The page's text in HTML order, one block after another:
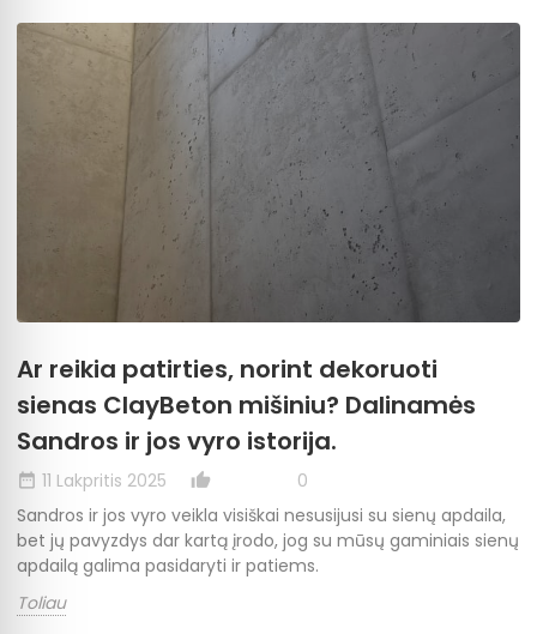
Ar reikia patirties, norint dekoruoti
sienas ClayBeton mišiniu? Dalinamės
Sandros ir jos vyro istorija.
date_range 11 Lakpritis 2025 thumb_up_alt
0
Sandros ir jos vyro veikla visiškai nesusijusi su sienų apdaila,
bet jų pavyzdys dar kartą įrodo, jog su mūsų gaminiais sienų
apdailą galima pasidaryti ir patiems.
Toliau